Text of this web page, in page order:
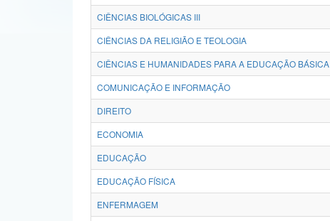
CIÊNCIAS BIOLÓGICAS III
CIÊNCIAS DA RELIGIÃO E TEOLOGIA
CIÊNCIAS E HUMANIDADES PARA A EDUCAÇÃO BÁSICA
COMUNICAÇÃO E INFORMAÇÃO
DIREITO
ECONOMIA
EDUCAÇÃO
EDUCAÇÃO FÍSICA
ENFERMAGEM